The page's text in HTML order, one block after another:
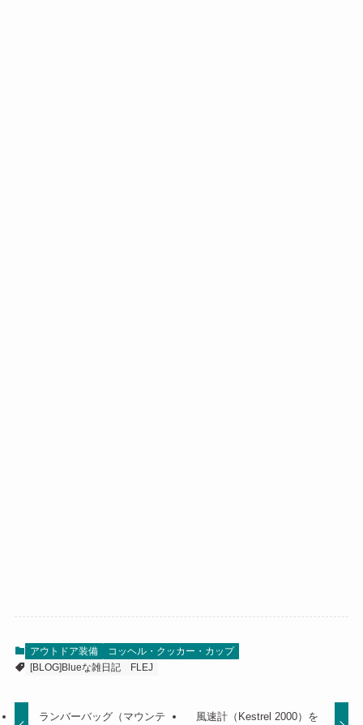
アウトドア装備
コッヘル・クッカー・カップ
[BLOG]Blueな雑日記
FLEJ
ランバーバッグ（マウンテ
風速計（Kestrel 2000）を